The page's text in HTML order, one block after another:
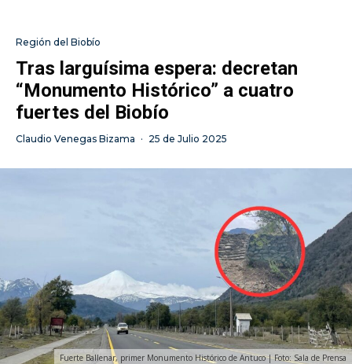
Región del Biobío
Tras larguísima espera: decretan
“Monumento Histórico” a cuatro
fuertes del Biobío
Claudio Venegas Bizama · 25 de Julio 2025
Fuerte Ballenar, primer Monumento Histórico de Antuco | Foto: Sala de Prensa